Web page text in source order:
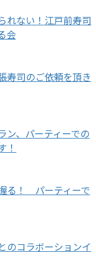
れない！江戸前寿司
会
寿司のご依頼を頂き
ン、パーティーでの
！
る！ パーティーで
のコラボーションイ